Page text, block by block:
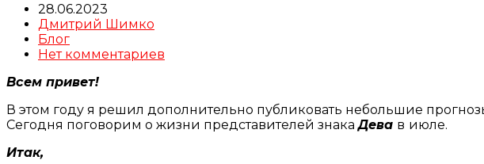
28.06.2023
Дмитрий Шимко
Блог
Нет комментариев
Всем привет!
В этом году я решил дополнительно публиковать небольшие
Сегодня поговорим о жизни представителей знакаДева в июле.
Итак,